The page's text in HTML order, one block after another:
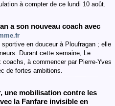
à compter de ce lundi 10 août.
a son nouveau coach avec
en douceur à Ploufragan ; elle
Durant cette semaine, Le
à commencer par Pierre-Yves
de fortes ambitions.
une mobilisation contre les
la Fanfare invisible en